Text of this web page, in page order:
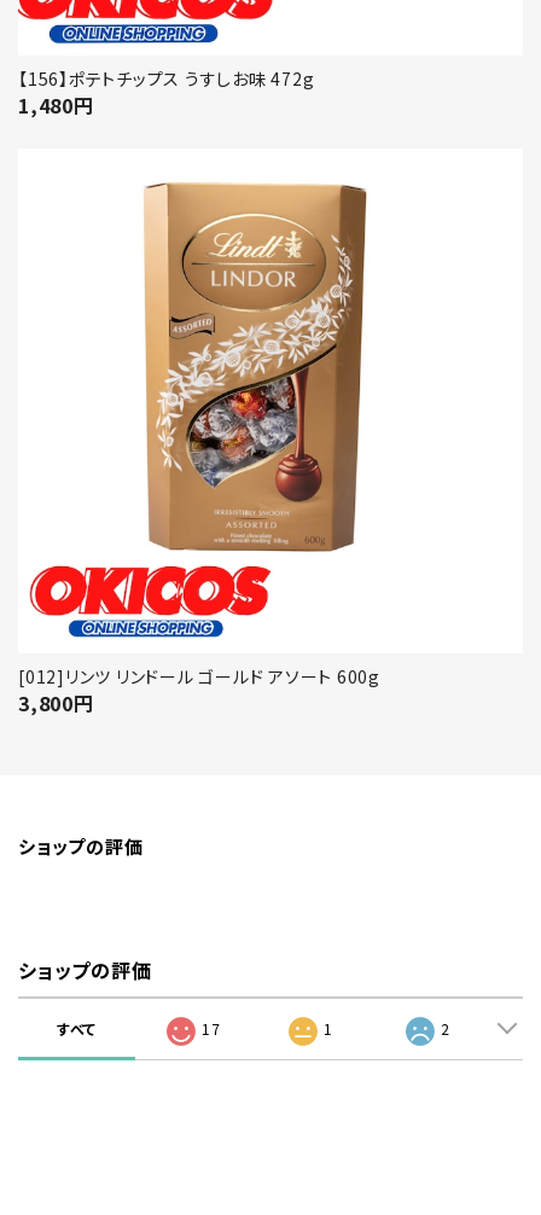
【156】ポテトチップス うすしお味 472g
1,480円
[012]リンツ リンドール ゴールド アソート 600g
3,800円
ショップの評価
ショップの評価
すべて 17 1 2